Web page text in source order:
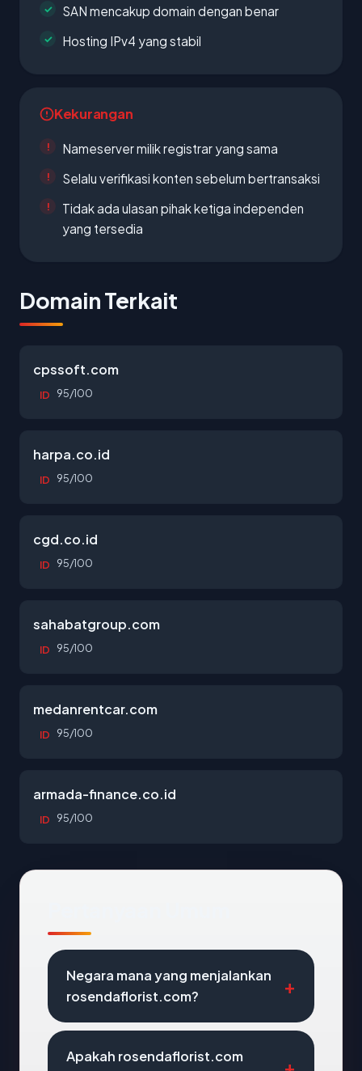
SAN mencakup domain dengan benar
Hosting IPv4 yang stabil
Kekurangan
Nameserver milik registrar yang sama
Selalu verifikasi konten sebelum bertransaksi
Tidak ada ulasan pihak ketiga independen
yang tersedia
Domain Terkait
cpssoft.com
ID 95/100
harpa.co.id
ID 95/100
cgd.co.id
ID 95/100
sahabatgroup.com
ID 95/100
medanrentcar.com
ID 95/100
armada-finance.co.id
ID 95/100
Negara mana yang menjalankan
rosendaflorist.com?
Apakah rosendaflorist.com